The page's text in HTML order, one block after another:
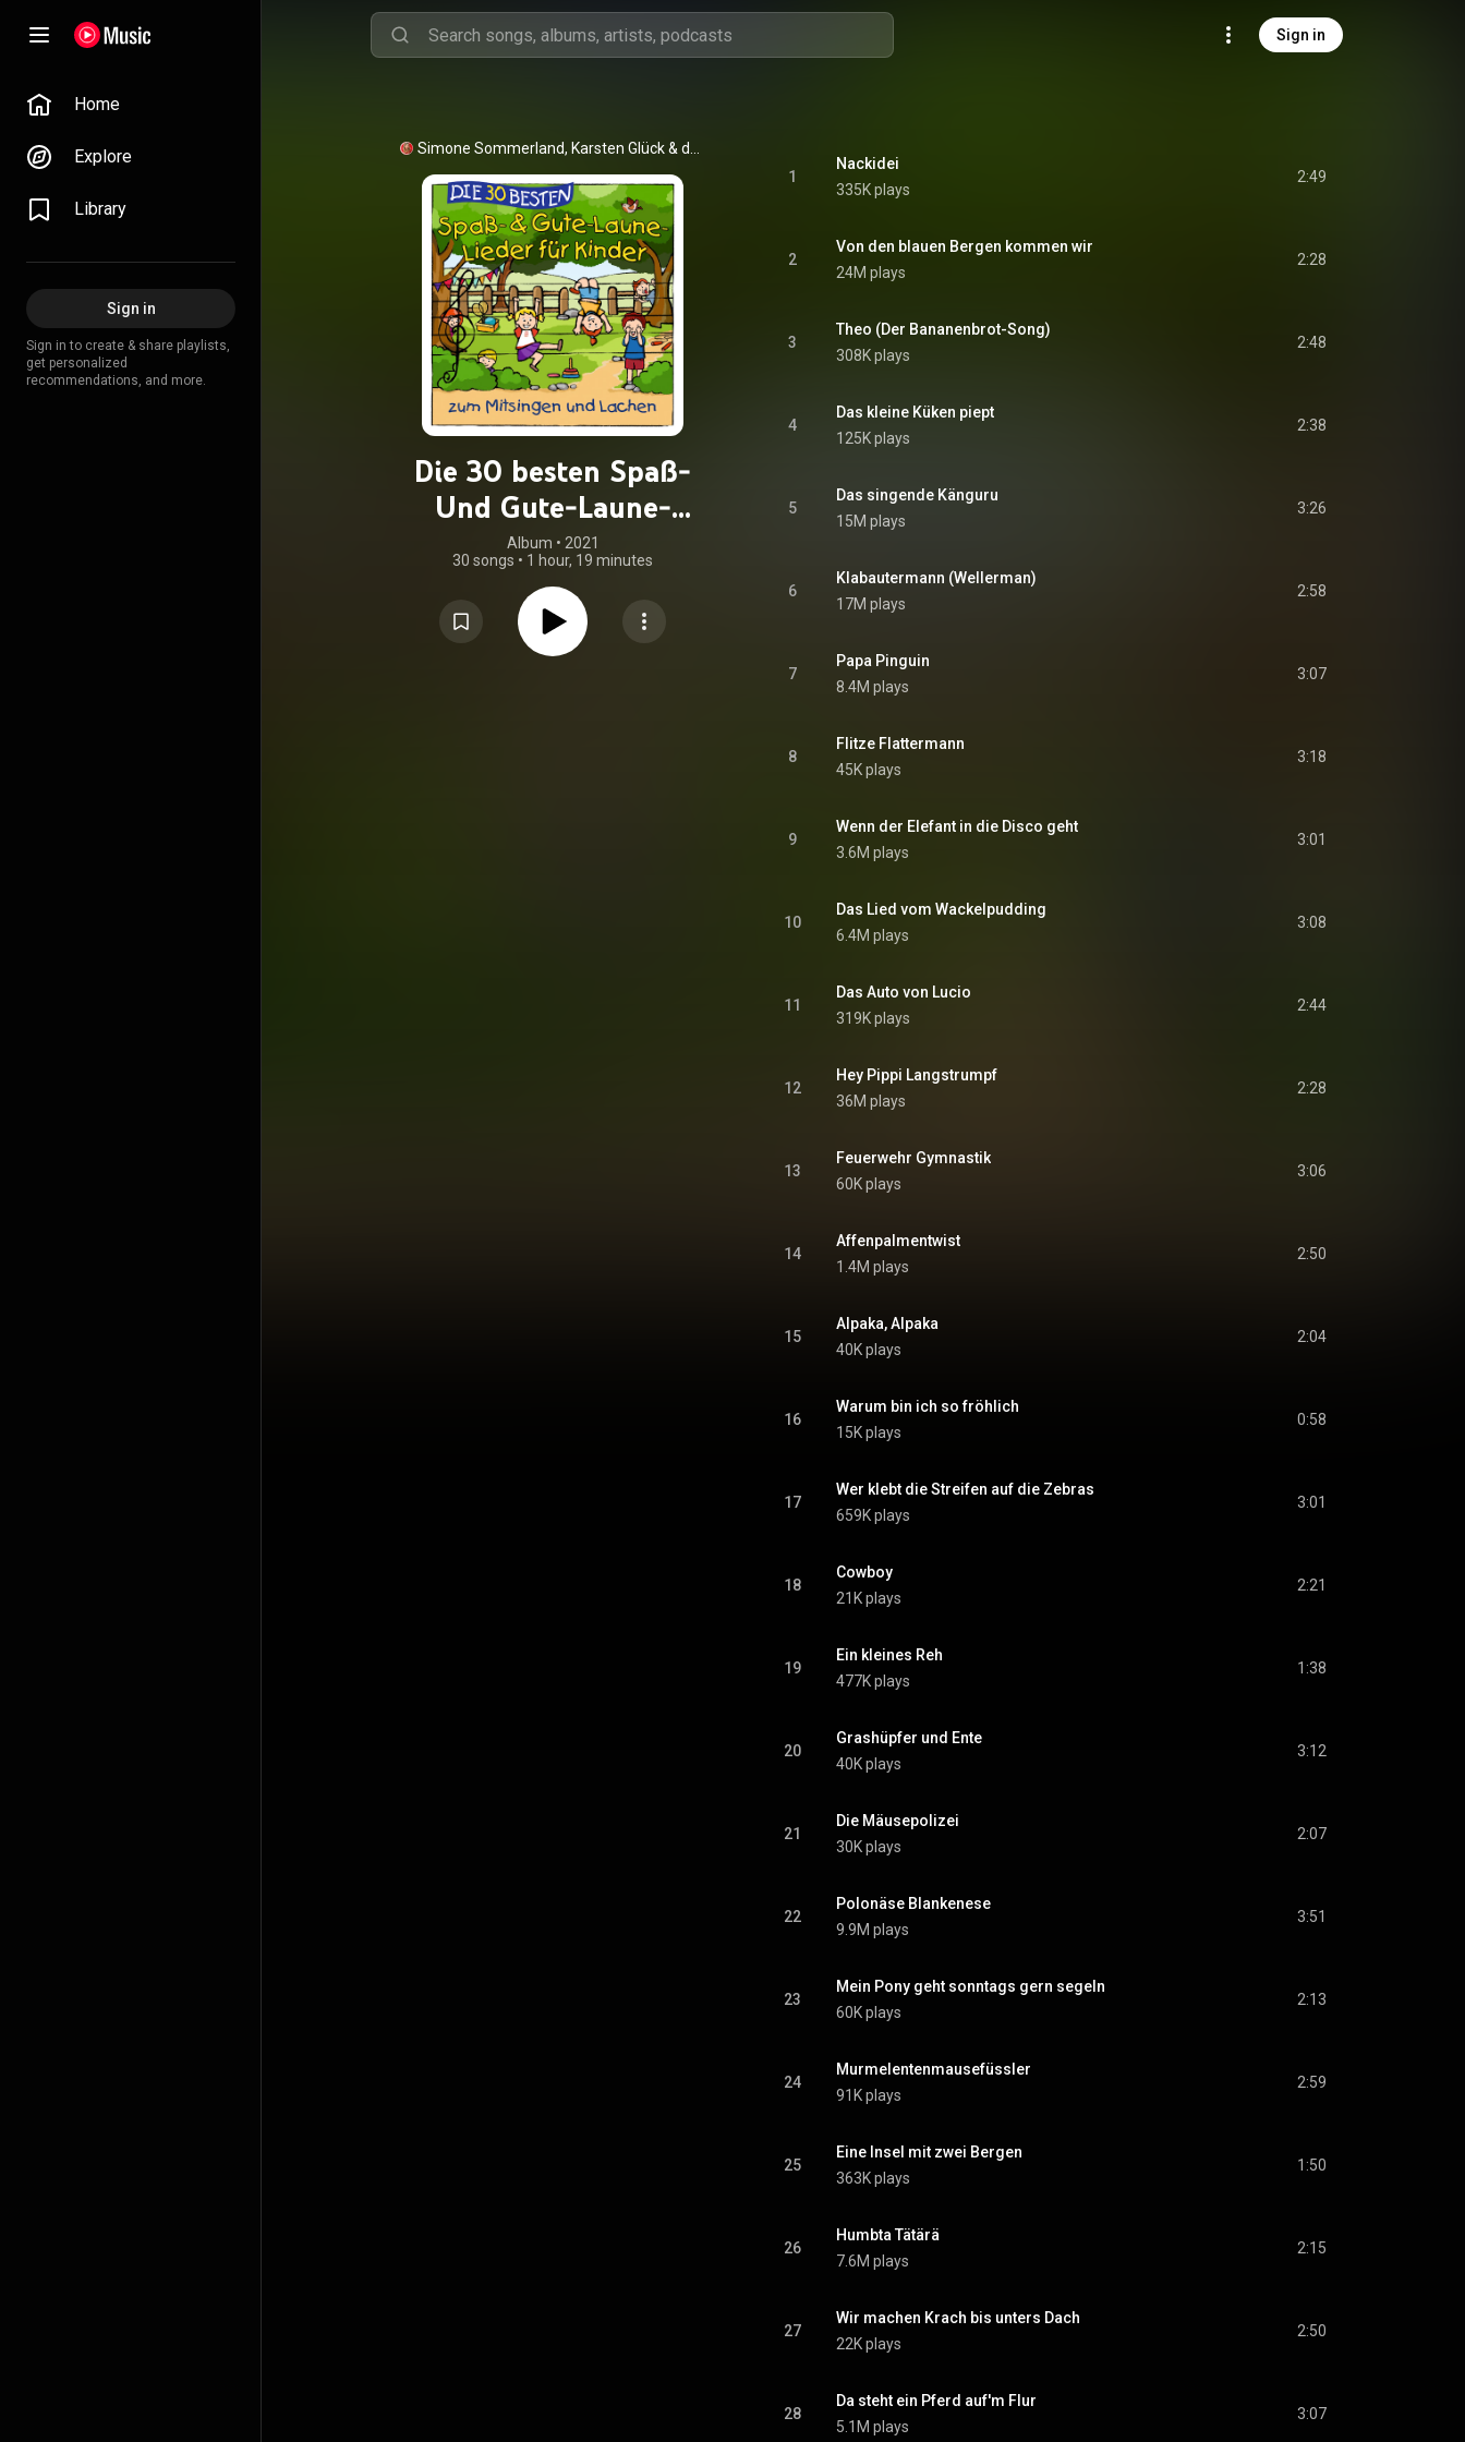
Sign in
Home
Explore
Library
Sign in
Sign in to create & share playlists,
get personalized
recommendations, and more.
Simone Sommerland, Karsten Glück &
Die 30 besten Spaß-
Und Gute-Laune-
Lieder
Album • 2021
30 songs • 1 hour, 19 minutes
1
Nackidei
335K plays
2:49
2
Von den blauen Bergen kommen wir
24M plays
2:28
3
Theo (Der Bananenbrot-Song)
308K plays
2:48
4
Das kleine Küken piept
125K plays
2:38
5
Das singende Känguru
15M plays
3:26
6
Klabautermann (Wellerman)
17M plays
2:58
7
Papa Pinguin
8.4M plays
3:07
8
Flitze Flattermann
45K plays
3:18
9
Wenn der Elefant in die Disco geht
3.6M plays
3:01
10
Das Lied vom Wackelpudding
6.4M plays
3:08
11
Das Auto von Lucio
319K plays
2:44
12
Hey Pippi Langstrumpf
36M plays
2:28
13
Feuerwehr Gymnastik
60K plays
3:06
14
Affenpalmentwist
1.4M plays
2:50
15
Alpaka, Alpaka
40K plays
2:04
16
Warum bin ich so fröhlich
15K plays
0:58
17
Wer klebt die Streifen auf die Zebras
659K plays
3:01
18
Cowboy
21K plays
2:21
19
Ein kleines Reh
477K plays
1:38
20
Grashüpfer und Ente
40K plays
3:12
21
Die Mäusepolizei
30K plays
2:07
22
Polonäse Blankenese
9.9M plays
3:51
23
Mein Pony geht sonntags gern segeln
60K plays
2:13
24
Murmelentenmausefüssler
91K plays
2:59
25
Eine Insel mit zwei Bergen
363K plays
1:50
26
Humbta Tätärä
7.6M plays
2:15
27
Wir machen Krach bis unters Dach
22K plays
2:50
28
Da steht ein Pferd auf'm Flur
5.1M plays
3:07